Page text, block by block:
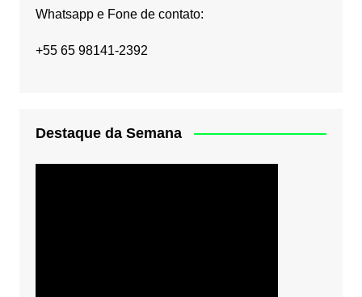
Whatsapp e Fone de contato:
+55 65 98141-2392
Destaque da Semana